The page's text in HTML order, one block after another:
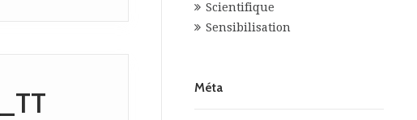
Scientifique
Sensibilisation
Méta